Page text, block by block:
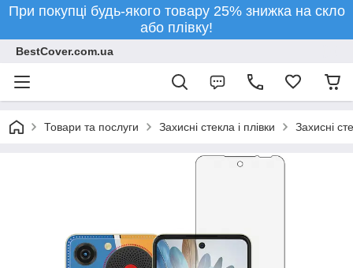
При покупці будь-якого товару 25% знижка на скло
або плівку!
BestCover.com.ua
Товари та послуги Захисні стекла і плівки Захисні